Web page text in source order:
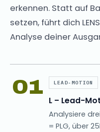
erkennen. Statt auf
setzen, führt dich
Analyse deiner
01 LEAD-MOTION
L – Lead-
Analysiere
= PLG, über